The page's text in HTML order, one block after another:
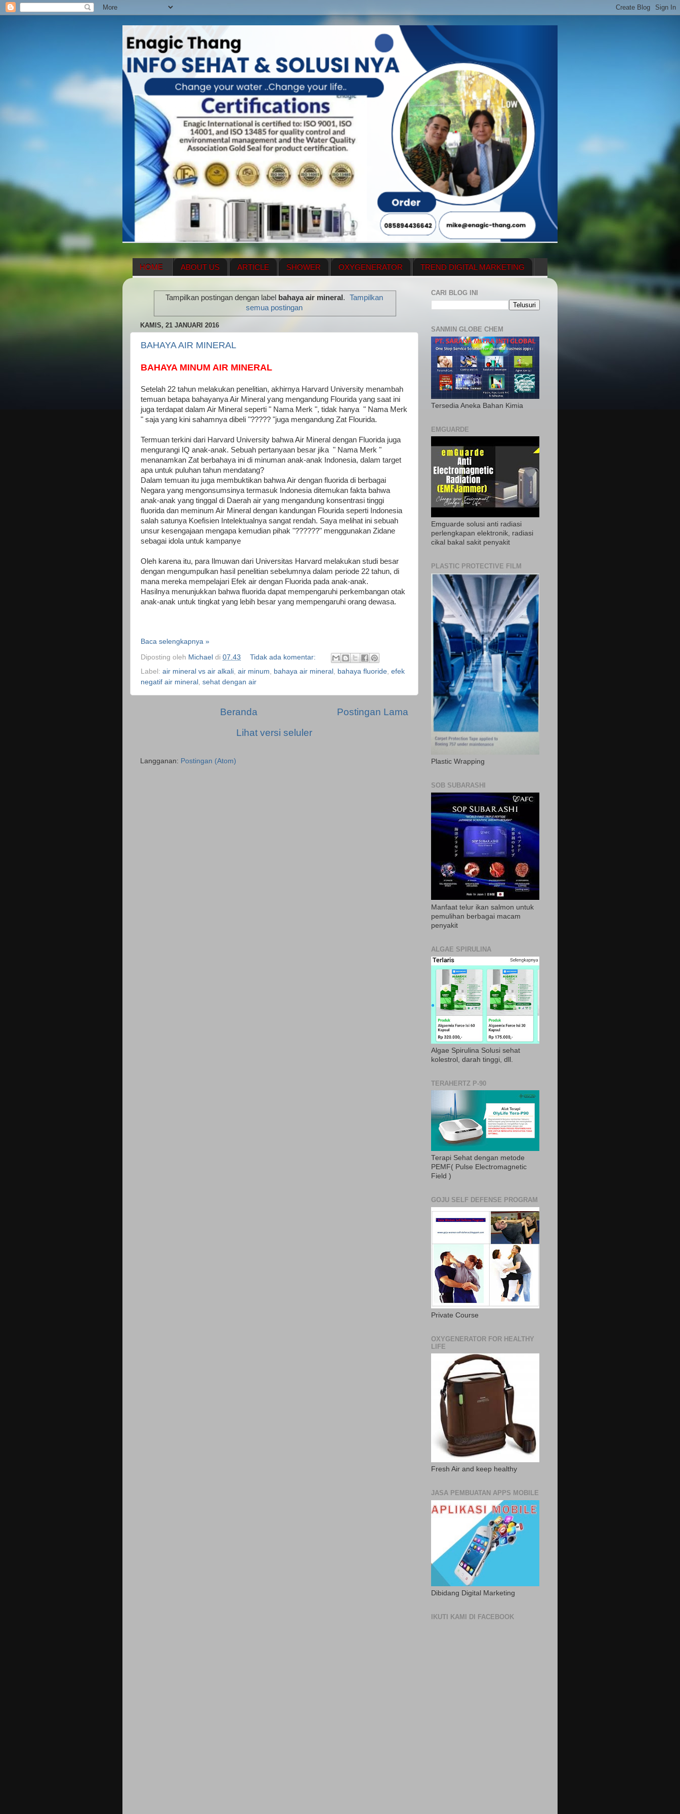
HOME ABOUT US ARTICLE SHOWER OXYGENERATOR TREND DIGITAL MARKETING
ENAGIC COMPENSATION PLAN MENUS
Tampilkan postingan dengan label bahaya air mineral .
Tampilkan
semua postingan
KAMIS, 21 JANUARI 2016
BAHAYA AIR MINERAL
BAHAYA MINUM AIR MINERAL
Setelah 22 tahun melakukan penelitian, akhirnya Harvard University menambah
temuan betapa bahayanya Air Mineral yang mengandung Flourida yang saat ini
juga terdapat dalam Air Mineral seperti " Nama Merk ", tidak hanya " Nama Merk
" saja yang kini sahamnya dibeli "????? "juga mengandung Zat Flourida.
Termuan terkini dari Harvard University bahwa Air Mineral dengan Fluorida juga
mengurangi IQ anak-anak. Sebuah pertanyaan besar jika " Nama Merk "
menanamkan Zat berbahaya ini di minuman anak-anak Indonesia, dalam target
apa untuk puluhan tahun mendatang?
Dalam temuan itu juga membuktikan bahwa Air dengan fluorida di berbagai
Negara yang mengonsumsinya termasuk Indonesia ditemukan fakta bahwa
anak-anak yang tinggal di Daerah air yang mengandung konsentrasi tinggi
fluorida dan meminum Air Mineral dengan kandungan Flourida seperti Indonesia
salah satunya Koefisien Intelektualnya sangat rendah. Saya melihat ini sebuah
unsur kesengajaan mengapa kemudian pihak "??????" menggunakan Zidane
sebagai idola untuk kampanye
Oleh karena itu, para Ilmuwan dari Universitas Harvard melakukan studi besar
dengan mengumpulkan hasil penelitian sebelumnya dalam periode 22 tahun, di
mana mereka mempelajari Efek air dengan Fluorida pada anak-anak.
Hasilnya menunjukkan bahwa fluorida dapat mempengaruhi perkembangan otak
anak-anak untuk tingkat yang lebih besar yang mempengaruhi orang dewasa.
Baca selengkapnya »
Diposting oleh Michael di 07.43
Tidak ada komentar:
Label: air mineral vs air alkali, air minum, bahaya air mineral , bahaya fluoride, efek
negatif air mineral , sehat dengan air
Postingan Lama
Beranda
Lihat versi seluler
Langganan: Postingan (Atom)
CARI BLOG INI
SANMIN GLOBE CHEM
Tersedia Aneka Bahan Kimia
EMGUARDE
Emguarde solusi anti radiasi
perlengkapan elektronik, radiasi
cikal bakal sakit penyakit
PLASTIC PROTECTIVE FILM
Plastic Wrapping
SOB SUBARASHI
Manfaat telur ikan salmon untuk
pemulihan berbagai macam
penyakit
ALGAE SPIRULINA
Algae Spirulina Solusi sehat
kolestrol, darah tinggi, dll.
TERAHERTZ P-90
Terapi Sehat dengan metode
PEMF( Pulse Electromagnetic
Field )
GOJU SELF DEFENSE PROGRAM
Private Course
OXYGENERATOR FOR HEALTHY
LIFE
Fresh Air and keep healthy
JASA PEMBUATAN APPS MOBILE
Dibidang Digital Marketing
IKUTI KAMI DI FACEBOOK